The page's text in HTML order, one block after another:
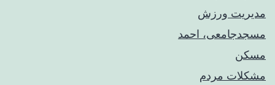
مدیریت ورزش
مسجدجامعی، احمد
مسکن
مشکلات مردم